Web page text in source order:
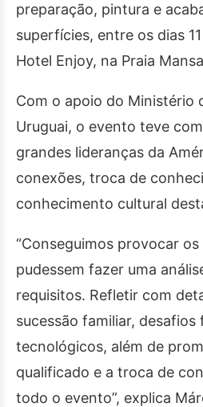
preparação, pintura e
superfícies, entre os dias
Hotel Enjoy, na Praia
Com o apoio do Ministério
Uruguai, o evento teve
grandes lideranças da
conexões, troca de
conhecimento cultural
“Conseguimos provocar
pudessem fazer uma
requisitos. Refletir com
sucessão familiar, desafios
tecnológicos, além de
qualificado e a troca de
todo o evento”, explica